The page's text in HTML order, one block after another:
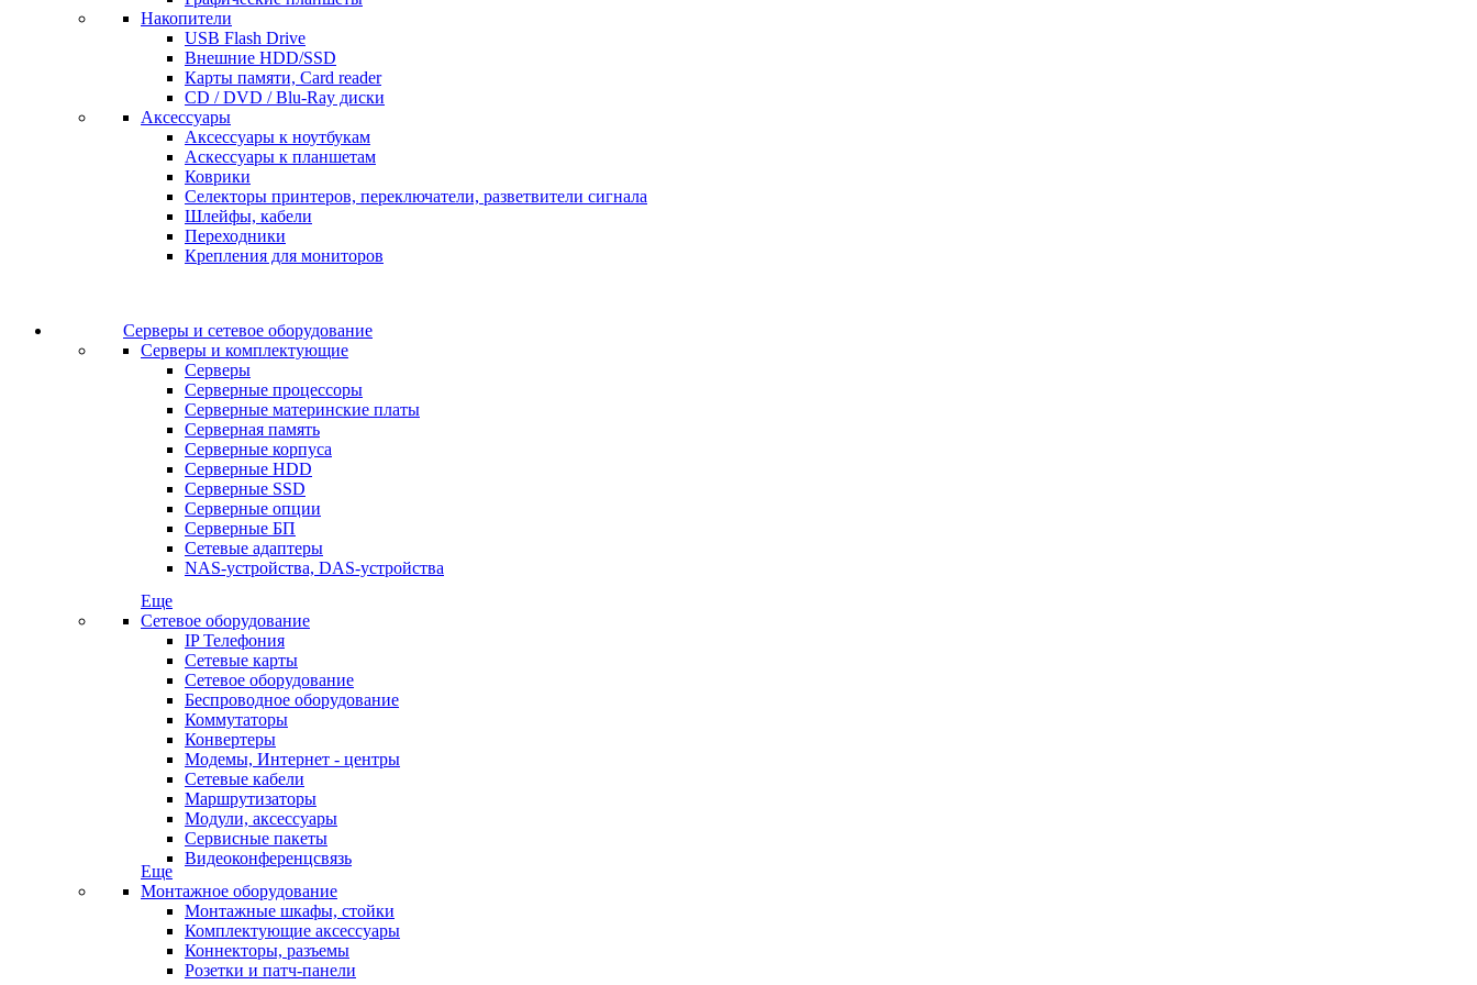
Накопители
USB Flash Drive
Внешние HDD/SSD
Карты памяти, Card reader
CD / DVD / Blu-Ray диски
Аксессуары
Аксессуары к ноутбукам
Аскессуары к планшетам
Коврики
Селекторы принтеров, переключатели, разветвители сигнала
Шлейфы, кабели
Переходники
Крепления для мониторов
Серверы и сетевое оборудование
Серверы и комплектующие
Серверы
Серверные процессоры
Серверные материнские платы
Серверная память
Серверные корпуса
Серверные HDD
Серверные SSD
Серверные опции
Серверные БП
Сетевые адаптеры
NAS-устройства, DAS-устройства
Еще
Сетевое оборудование
IP Телефония
Сетевые карты
Сетевое оборудование
Беспроводное оборудование
Коммутаторы
Конвертеры
Модемы, Интернет - центры
Сетевые кабели
Маршрутизаторы
Модули, аксессуары
Сервисные пакеты
Видеоконференцсвязь
Еще
Монтажное оборудование
Монтажные шкафы, стойки
Комплектующие аксессуары
Коннекторы, разъемы
Розетки и патч-панели